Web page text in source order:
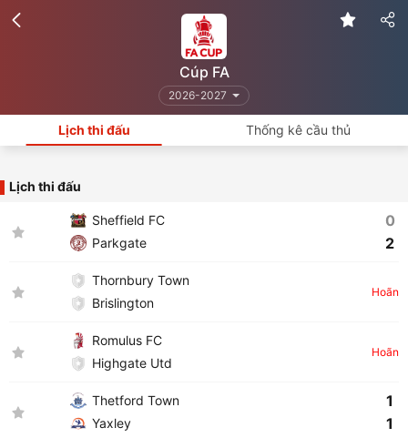
Cúp FA
2026-2027
Lịch thi đấu Thống kê cầu thủ
Lịch thi đấu
Sheffield FC
Parkgate
0
2
Thornbury Town
Brislington
Hoãn
Romulus FC
Highgate Utd
Hoãn
Thetford Town
Yaxley
1
1